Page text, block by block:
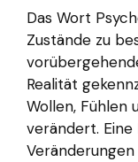
Das Wort
Zustände zu
Realität
Wollen, Fühlen
verändert. Eine